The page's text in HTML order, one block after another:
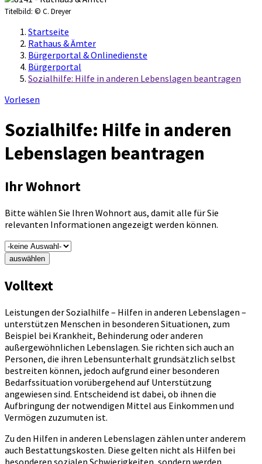
Titelbild: © C. Dreyer
Startseite
Rathaus & Ämter
Bürgerportal & Onlinedienste
Bürgerportal
Sozialhilfe: Hilfe in anderen Lebenslagen beantragen
Vorlesen
Sozialhilfe: Hilfe in anderen
Lebenslagen beantragen
Ihr Wohnort
Bitte wählen Sie Ihren Wohnort aus, damit alle für Sie
relevanten Informationen angezeigt werden können.
auswählen
Volltext
Leistungen der Sozialhilfe – Hilfen in anderen Lebenslagen –
unterstützen Menschen in besonderen Situationen, zum
Beispiel bei Krankheit, Behinderung oder anderen
außergewöhnlichen Lebenslagen. Sie richten sich auch an
Personen, die ihren Lebensunterhalt grundsätzlich selbst
bestreiten können, jedoch aufgrund einer besonderen
Bedarfssituation vorübergehend auf Unterstützung
angewiesen sind. Entscheidend ist dabei, ob ihnen die
Aufbringung der notwendigen Mittel aus Einkommen und
Vermögen zuzumuten ist.
Zu den Hilfen in anderen Lebenslagen zählen unter anderem
auch Bestattungskosten. Diese gelten nicht als Hilfen bei